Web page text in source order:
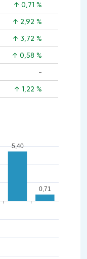
↑ 0,71 %
↑ 2,92 %
↑ 3,72 %
↑ 0,58 %
-
↑ 1,22 %
5,40
0,71